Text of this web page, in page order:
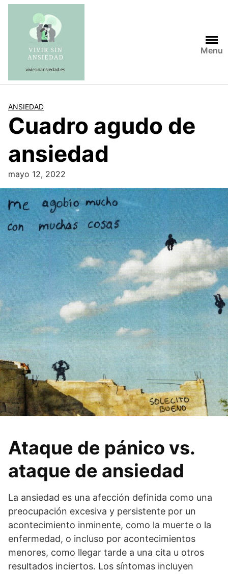
Saltar
contenido
Menu
ANSIEDAD
Cuadro agudo de
ansiedad
mayo 12, 2022
Ataque de pánico vs.
ataque de ansiedad
La ansiedad es una afección definida como una
preocupación excesiva y persistente por un
acontecimiento inminente, como la muerte o la
enfermedad, o incluso por acontecimientos
menores, como llegar tarde a una cita u otros
resultados inciertos. Los síntomas incluyen